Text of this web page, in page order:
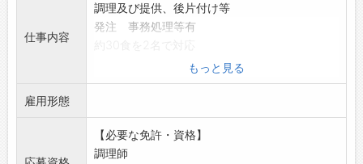
仕事内容
調理及び提供、後片付け等
発注 事務処理等有
もっと見る
雇用形態
【必要な免許・資格】
調理師